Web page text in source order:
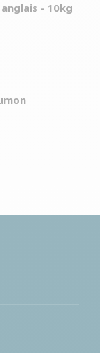
- 10kg